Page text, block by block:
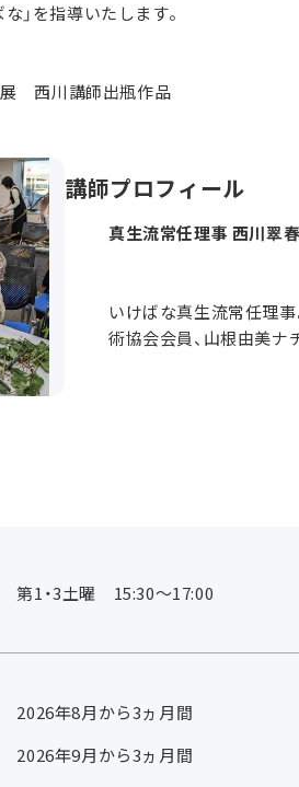
」を指導いたします。
西川講師出瓶作品
講師プロフィール
真生流常任理事 西川翠春
いけばな真生流常任理
術協会会員、山根由美
第1・3土曜 15:30～17:00
2026年8月から3ヵ月間
2026年9月から3ヵ月間